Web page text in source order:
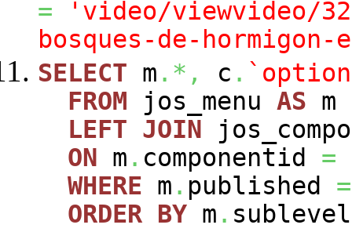
=
'video/viewvideo/
bosques-de-
SELECT m .*, c .
FROM jos_menu AS m
LEFT JOIN
ON m . componentid =
WHERE m . published =
ORDER BY m . sublevel